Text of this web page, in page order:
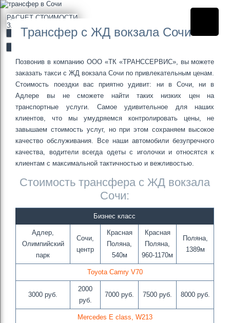
РАСЧЕТ СТОИМОСТИ
ЗА 3 МИНУТЫ
РАССЧИТАТЬ
Трансфер с ЖД вокзала Сочи
Позвонив в компанию ООО «ТК «ТРАНССЕРВИС», вы можете
заказать такси с ЖД вокзала Сочи по привлекательным ценам.
Стоимость поездки вас приятно удивит: ни в Сочи, ни в
Адлере вы не сможете найти таких низких цен на
транспортные услуги. Самое удивительное для наших
клиентов, что мы умудряемся контролировать цены, не
завышаем стоимость услуг, но при этом сохраняем высокое
качество обслуживания. Все наши автомобили безупречного
качества, водители всегда одеты с иголочки и относятся к
клиентам с максимальной тактичностью и вежливостью.
Стоимость трансфера с ЖД вокзала
Сочи:
Бизнес класс
Адлер,
Олимпийский
парк
Сочи,
центр
Красная
Поляна,
540м
Красная
Поляна,
960-1170м
Поляна,
1389м
Toyota Camry V70
3000 руб.
2000
руб.
7000 руб. 7500 руб. 8000 руб.
Mercedes E class, W213